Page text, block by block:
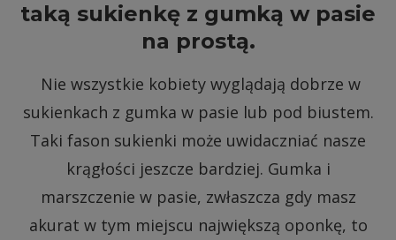
taką sukienkę z gumką w pasie
na prostą.
Nie wszystkie kobiety wyglądają dobrze w
sukienkach z gumka w pasie lub pod biustem.
Taki fason sukienki może uwidaczniać nasze
krągłości jeszcze bardziej. Gumka i
marszczenie w pasie, zwłaszcza gdy masz
akurat w tym miejscu największą oponkę, to